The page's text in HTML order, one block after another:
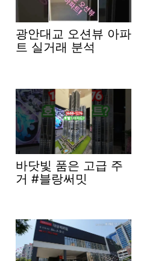
광안대교 오션뷰 아파
트 실거래 분석
바닷빛 품은 고급 주
거 #블랑써밋